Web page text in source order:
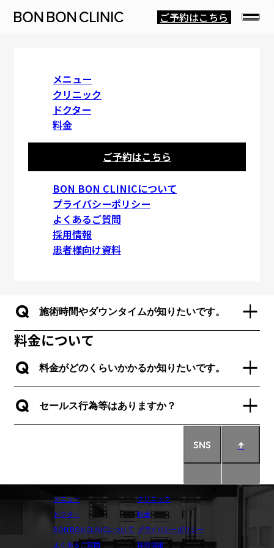
ご予約はこちら
メニュー
クリニック
ドクター
料金
ご予約はこちら
BON BON CLINICについて
プライバシーポリシー
よくあるご質問
採用情報
患者様向け資料
よくあるご質問
予約について
予約はどのようにして取れますか？
施術について
Q 施術時間やダウンタイムが知りたいです。
料金について
Q 料金がどのくらいかかるか知りたいです。
Q セールス行為等はありますか？
SNS ↑
メニュー
クリニック
ドクター
料金
BON BON CLINICについて プライバシーポリシー
よくあるご質問
採用情報